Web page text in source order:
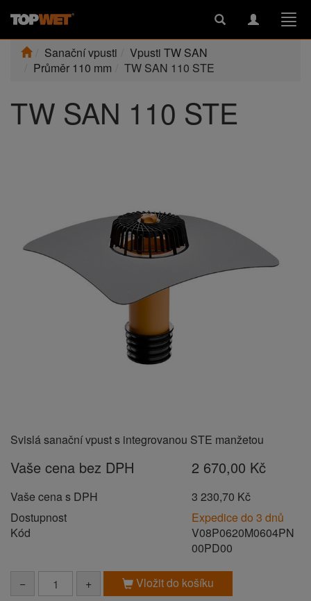
Toggle
Toggle
Sanační vpusti
Vpusti TW SAN
Průměr 110 mm
TW SAN 110 STE
TW SAN 110 STE
Svislá sanační vpust s integrovanou STE manžetou
Vaše cena bez DPH 2 670,00 Kč
Vaše cena s DPH
3 230,70 Kč
Dostupnost
Expedice do 3 dnů
Kód
V08P0620M0604PN
00PD00
− + Vložit do košíku